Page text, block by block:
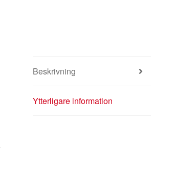
Beskrivning
Ytterligare information